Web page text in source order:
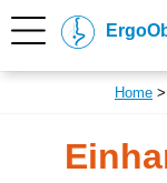
Home >